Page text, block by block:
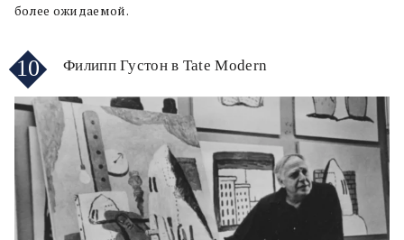
более ожидаемой.
10 Филипп Густон в Tate Modern